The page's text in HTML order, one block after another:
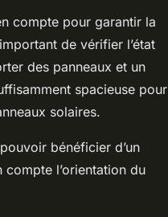
compte pour garantir la
de vérifier l’état
des panneaux et un
spacieuse pour
solaires.
bénéficier d’un
l’orientation du